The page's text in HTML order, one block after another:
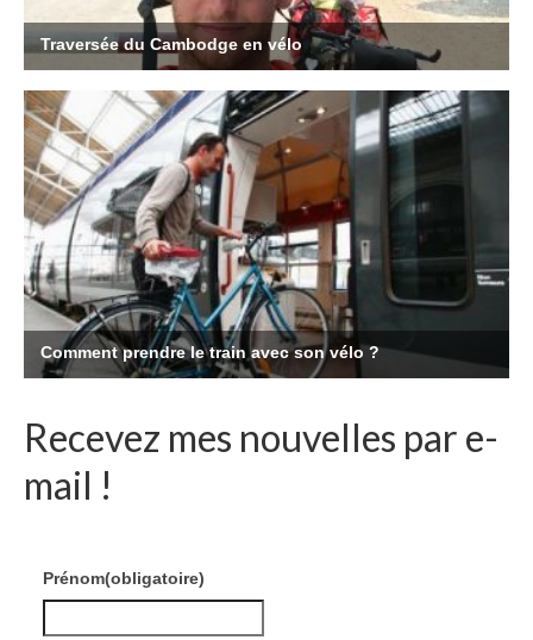
Recevez mes nouvelles par e-
mail !
Prénom(obligatoire)